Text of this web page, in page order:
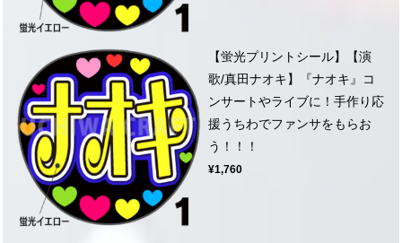
【蛍光プリントシール】【演
歌/真田ナオキ】『ナオキ』コ
ンサートやライブに！手作り応
援うちわでファンサをもらお
う！！！
¥1,760